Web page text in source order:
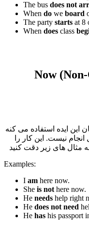
The bus does not
When do we board
The party starts at 8
When does class
Now
این ایده استفاده می کنه
نیست. این کار را
مثال های زیر دقت کنید
Examples:
I am here now.
She is not here now.
He needs help right
He does not need
He has his passport